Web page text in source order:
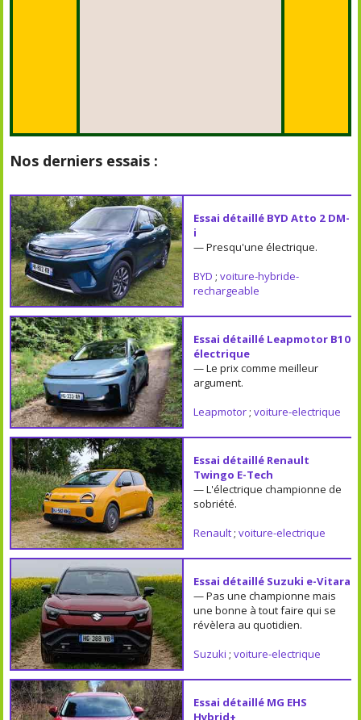
Nos derniers essais :
Essai détaillé BYD Atto 2 DM-
i
— Presqu'une électrique.
BYD ; voiture-hybride-
rechargeable
Essai détaillé Leapmotor B10
électrique
— Le prix comme meilleur
argument.
Leapmotor; voiture-electrique
Essai détaillé Renault
Twingo E-Tech
— L'électrique championne de
sobriété.
Renault; voiture-electrique
Essai détaillé Suzuki e-Vitara
— Pas une championne mais
une bonne à tout faire qui se
révèlera au quotidien.
Suzuki ; voiture-electrique
Essai détaillé MG EHS
Hybrid+